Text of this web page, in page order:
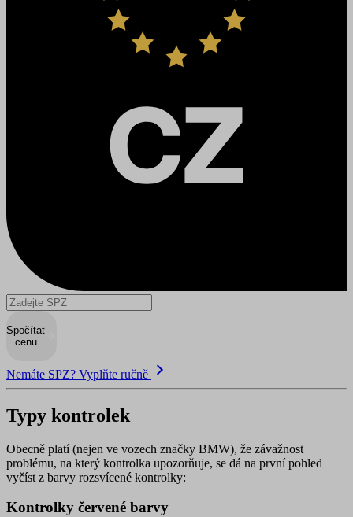
Spočítat
cenu
Nemáte SPZ? Vyplňte ručně
Typy kontrolek
Obecně platí (nejen ve vozech značky BMW), že závažnost
problému, na který kontrolka upozorňuje, se dá na první pohled
vyčíst z barvy rozsvícené kontrolky:
Kontrolky červené barvy